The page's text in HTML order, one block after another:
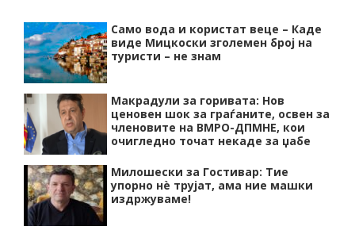
Само вода и користат веце – Каде
виде Мицкоски зголемен број на
туристи – не знам
Макрадули за горивата: Нов
ценовен шок за граѓаните, освен за
членовите на ВМРО-ДПМНЕ, кои
очигледно точат некаде за џабе
Милошески за Гостивар: Тие
упорно нѐ трујат, ама ние машки
издржуваме!